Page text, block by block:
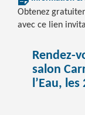
Obtenez
avec ce lien
Rendez-
salon
l’Eau, les